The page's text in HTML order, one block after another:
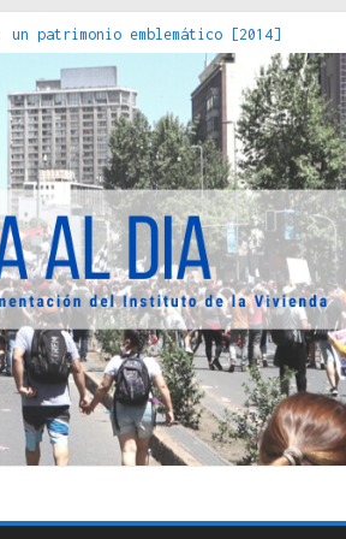
patrimonio emblemático [2014]
y representaciones [2022]
de las fronteras latinoamericanas